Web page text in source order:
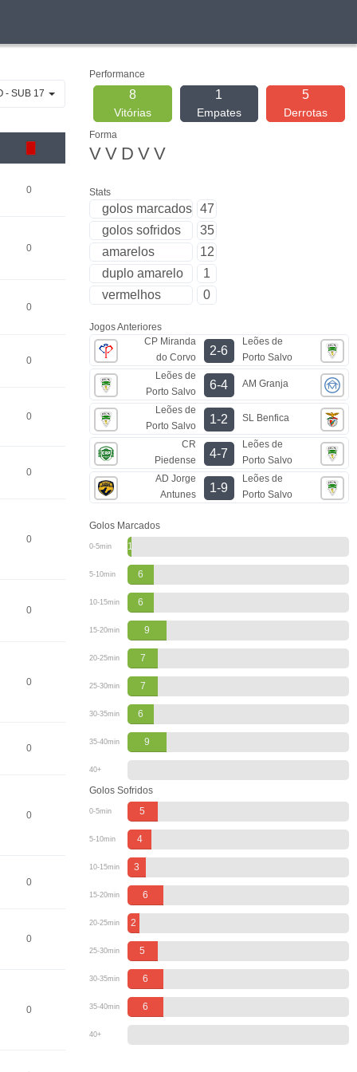
- SUB 17
0
0
0
0
0
0
0
0
0
0
0
0
0
0
Performance
8
Vitórias
1
Empates
5
Derrotas
Forma
V V D V V
Stats
golos marcados 47
golos sofridos
35
amarelos
12
duplo amarelo
1
vermelhos
0
Jogos Anteriores
CP Miranda
do Corvo
2-6
Leões de
Porto Salvo
Leões de
Porto Salvo
6-4 AM Granja
Leões de
Porto Salvo
1-2 SL Benfica
CR
Piedense
4-7
Leões de
Porto Salvo
AD Jorge
Antunes
1-9
Leões de
Porto Salvo
Golos Marcados
0-5min 1
5-10min 6
10-15min 6
15-20min 9
20-25min 7
25-30min 7
30-35min 6
35-40min 9
40+
Golos Sofridos
0-5min 5
5-10min 4
10-15min 3
15-20min 6
20-25min 2
25-30min 5
30-35min 6
35-40min 6
40+